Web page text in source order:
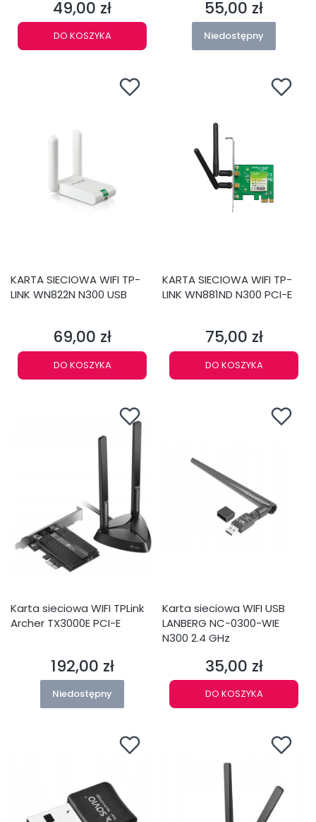
Cena
49,00 zł
DO KOSZYKA
Cena
55,00 zł
Niedostępny
KARTA SIECIOWA WIFI TP-
LINK WN822N N300 USB
Cena
69,00 zł
DO KOSZYKA
KARTA SIECIOWA WIFI TP-
LINK WN881ND N300 PCI-E
Cena
75,00 zł
DO KOSZYKA
Karta sieciowa WIFI TPLink
Archer TX3000E PCI-E
Cena
192,00 zł
Niedostępny
Karta sieciowa WIFI USB
LANBERG NC-0300-WIE
N300 2.4 GHz
Cena
35,00 zł
DO KOSZYKA